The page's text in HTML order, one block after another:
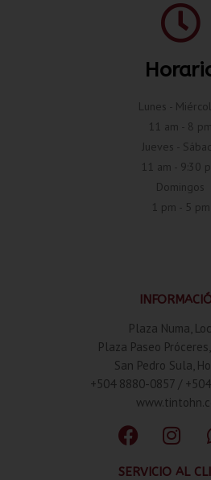
Lunes -
11 am - 8 pm
Jueves -
11 am - 9:30
Domingos
1 pm - 5 pm
Plaza Numa,
Plaza Paseo
San Pedro Sula,
+504 8880-0857 /
SERVICIO AL